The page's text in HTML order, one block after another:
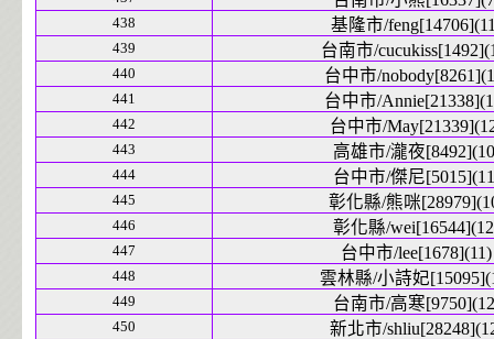
438 基隆市/
439 台南市/
440 台中市/
441 台中市/
442 台中市/
443 高雄市/瀧夜
444 台中市/傑尼
445 彰化縣/熊咪
446 彰化縣/
447 台中市/lee[1678](11)
448 雲林縣/小詩妃
449 台南市/高寒
450 新北市/